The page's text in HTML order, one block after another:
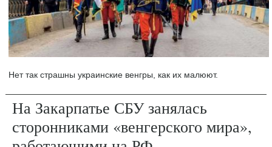
Нет так страшны украинские венгры, как их малюют.
На Закарпатье СБУ занялась
сторонниками «венгерского мира»,